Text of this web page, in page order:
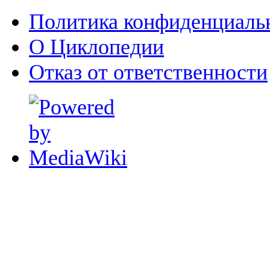
Политика
О Циклопедии
Отказ от ответственности